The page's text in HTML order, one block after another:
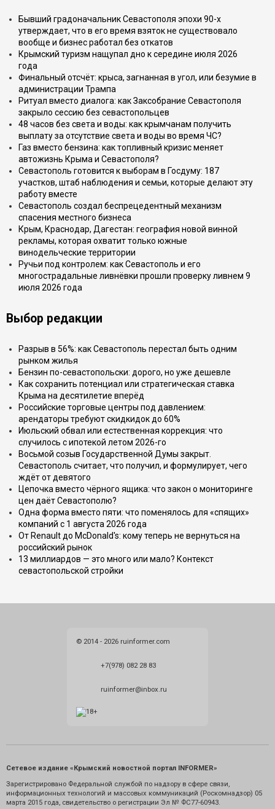
Бывший градоначальник Севастополя эпохи 90-х
утверждает, что в его время взяток не существовало
вообще и бизнес работал без откатов
Крымский туризм нащупал дно к середине июля 2026
года
Финальный отсчёт: крыса, загнанная в угол, или безумие в
администрации Трампа
Ритуал вместо диалога: как Заксобрание Севастополя
закрыло сессию без севастопольцев
48 часов без света и воды: как крымчанам получить
выплату за отсутствие света и воды во время ЧС?
Газ вместо бензина: как топливный кризис меняет
автожизнь Крыма и Севастополя?
Севастополь готовится к выборам в Госдуму: 187
участков, штаб наблюдения и семьи, которые делают эту
работу вместе
Севастополь создал беспрецедентный механизм
спасения местного бизнеса
Крым, Краснодар, Дагестан: география новой винной
рекламы, которая охватит только южные
винодельческие территории
Ручьи под контролем: как Севастополь и его
многострадальные ливнёвки прошли проверку ливнем 9
июля 2026 года
Выбор редакции
Разрыв в 56%: как Севастополь перестал быть одним
рынком жилья
Бензин по-севастопольски: дорого, но уже дешевле
Как сохранить потенциал или стратегическая ставка
Крыма на десятилетие вперёд
Российские торговые центры под давлением:
арендаторы требуют скидкидок до 60%
Июльский обвал или естественная коррекция: что
случилось с ипотекой летом 2026-го
Восьмой созыв Государственной Думы закрыт.
Севастополь считает, что получил, и формулирует, чего
ждёт от девятого
Цепочка вместо чёрного ящика: что закон о мониторинге
цен даёт Севастополю?
Одна форма вместо пяти: что поменялось для «спящих»
компаний с 1 августа 2026 года
От Renault до McDonald's: кому теперь не вернуться на
российский рынок
13 миллиардов — это много или мало? Контекст
севастопольской стройки
© 2014 - 2026 ruinformer.com
+7(978) 082 28 83
ruinformer@inbox.ru
Сетевое издание «Крымский новостной портал INFORMER»
Зарегистрировано Федеральной службой по надзору в сфере связи,
информационных технологий и массовых коммуникаций (Роскомнадзор) 05
марта 2015 года, свидетельство о регистрации Эл № ФС77-60943.